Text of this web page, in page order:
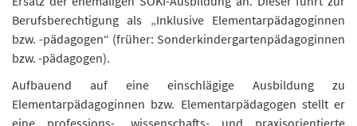
Berufsberechtigung als „Inklusive Elementarpädagoginnen
bzw. -pädagogen“ (früher: Sonderkindergartenpädagoginnen
bzw. -pädagogen).
Aufbauend auf eine einschlägige Ausbildung zu
Elementarpädagoginnen bzw. Elementarpädagogen stellt er
eine professions-, wissenschafts- und praxisorientierte